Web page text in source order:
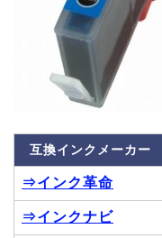
互換インクメーカー
⇒インク革命
⇒インクナビ